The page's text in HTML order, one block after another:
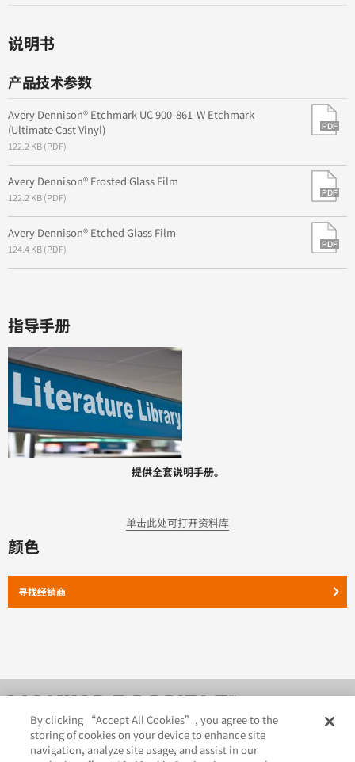
说明书
产品技术参数
Avery Dennison® Etchmark UC 900-861-W Etchmark
(Ultimate Cast Vinyl)
122.2 KB (PDF)
Avery Dennison® Frosted Glass Film
122.2 KB (PDF)
Avery Dennison® Etched Glass Film
124.4 KB (PDF)
指导手册
提供全套说明手册。
单击此处可打开资料库
颜色
寻找经销商 keyboard_arrow_right
By clicking “Accept All Cookies”, you agree to the
storing of cookies on your device to enhance site
navigation, analyze site usage, and assist in our